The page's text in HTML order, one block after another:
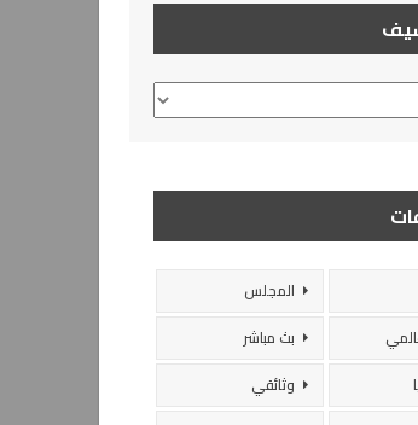
المجلس
بث مباشر
وثائقي